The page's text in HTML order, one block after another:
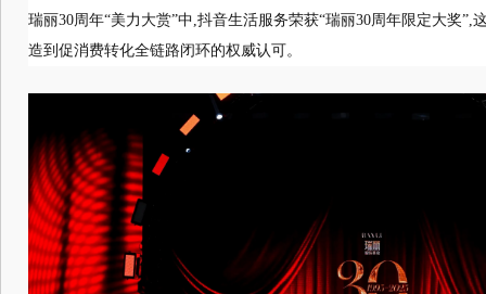
瑞丽30周年“美力大赏”中,抖音生活服务荣获“瑞丽30周年限定大奖”,
造到促消费转化全链路闭环的权威认可。